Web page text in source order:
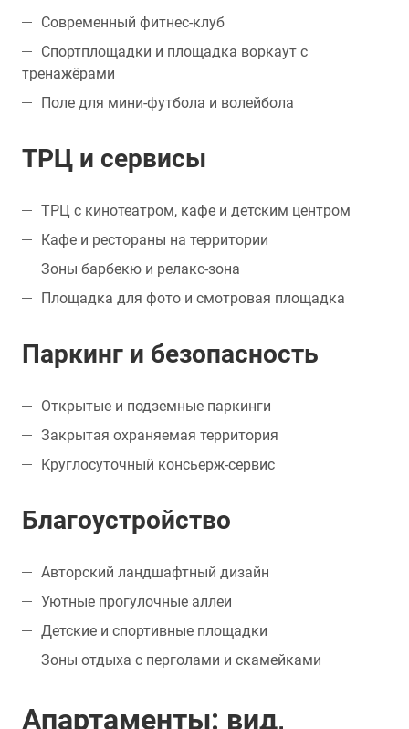
Современный фитнес-клуб
Спортплощадки и площадка воркаут с
тренажёрами
Поле для мини-футбола и волейбола
ТРЦ и сервисы
ТРЦ с кинотеатром, кафе и детским центром
Кафе и рестораны на территории
Зоны барбекю и релакс-зона
Площадка для фото и смотровая площадка
Паркинг и безопасность
Открытые и подземные паркинги
Закрытая охраняемая территория
Круглосуточный консьерж-сервис
Благоустройство
Авторский ландшафтный дизайн
Уютные прогулочные аллеи
Детские и спортивные площадки
Зоны отдыха с перголами и скамейками
Апартаменты: вид,